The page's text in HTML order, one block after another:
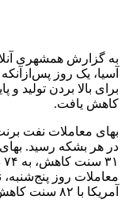
به گزارش همشهری
آسیا، یک روز
برای بالا بردن تولید
کاهش یافت.
در هر بشکه رسید.
آمریکا با ۸۲ سنت کاهش، بسته شده بود.